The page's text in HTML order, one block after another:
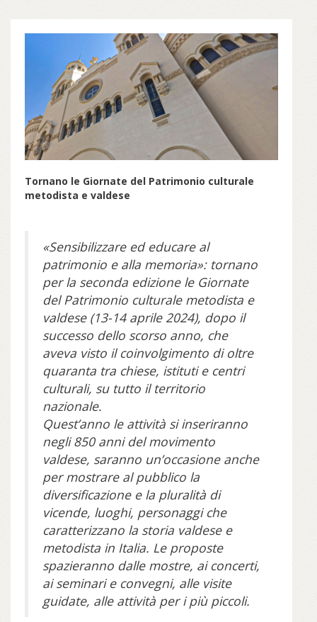
Tornano le Giornate del Patrimonio culturale
metodista e valdese
«Sensibilizzare ed educare al
patrimonio e alla memoria»: tornano
per la seconda edizione le Giornate
del Patrimonio culturale metodista e
valdese (13-14 aprile 2024), dopo il
successo dello scorso anno, che
aveva visto il coinvolgimento di oltre
quaranta tra chiese, istituti e centri
culturali, su tutto il territorio
nazionale.
Quest’anno le attività si inseriranno
negli 850 anni del movimento
valdese, saranno un’occasione anche
per mostrare al pubblico la
diversificazione e la pluralità di
vicende, luoghi, personaggi che
caratterizzano la storia valdese e
metodista in Italia. Le proposte
spazieranno dalle mostre, ai concerti,
ai seminari e convegni, alle visite
guidate, alle attività per i più piccoli.